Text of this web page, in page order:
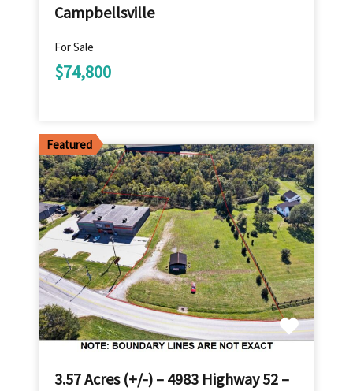
Campbellsville
For Sale
$74,800
Featured
3.57 Acres (+/-) – 4983 Highway 52 –